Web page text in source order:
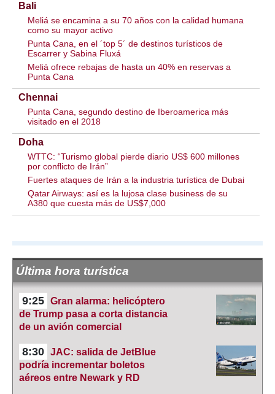
Bali
Meliá se encamina a su 70 años con la calidad humana
como su mayor activo
Punta Cana, en el ´top 5´ de destinos turísticos de
Escarrer y Sabina Fluxá
Meliá ofrece rebajas de hasta un 40% en reservas a
Punta Cana
Chennai
Punta Cana, segundo destino de Iberoamerica más
visitado en el 2018
Doha
WTTC: “Turismo global pierde diario US$ 600 millones
por conflicto de Irán”
Fuertes ataques de Irán a la industria turística de Dubai
Qatar Airways: así es la lujosa clase business de su
A380 que cuesta más de US$7,000
Última hora turística
9:25 Gran alarma: helicóptero
de Trump pasa a corta distancia
de un avión comercial
8:30 JAC: salida de JetBlue
podría incrementar boletos
aéreos entre Newark y RD